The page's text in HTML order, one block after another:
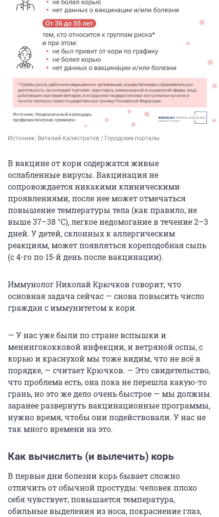
Источник: Виталий Калистратов / Городские порталы
В вакцине от кори содержатся живые
ослабленные вирусы. Вакцинация не
сопровождается никакими клиническими
проявлениями, после нее может отмечаться
повышение температуры тела (как правило, не
выше 37–38 °С), легкое недомогание в течение 2–3
дней. У детей, склонных к аллергическим
реакциям, может появляться кореподобная сыпь
(с 4-го по 15-й день после вакцинации).
Иммунолог Николай Крючков говорит, что
основная задача сейчас — снова повысить число
граждан с иммунитетом к кори.
— У нас уже были по стране вспышки и
менингококковой инфекции, и ветряной оспы, с
корью и краснухой мы тоже видим, что не всё в
порядке, — считает Крючков. — Это свидетельство,
что проблема есть, она пока не перешла какую-то
грань, но это же дело очень быстрое — мы должны
заранее развернуть вакцинационные программы,
нужно время, чтобы они подействовали. У нас не
так много времени на это.
Как вычислить (и вылечить) корь
В первые дни болезни корь бывает сложно
отличить от обычной простуды: человек плохо
себя чувствует, повышается температура,
обильные выделения из носа, покраснение глаз,